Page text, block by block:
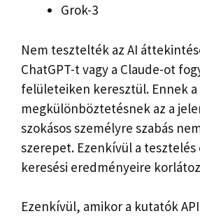
Grok-3
Nem tesztelték az AI
ChatGPT-t vagy a Claude-ot
felületeiken keresztül. Ennek a
megkülönböztetésnek az a
szokásos személyre szabás
szerepet. Ezenkívül a tesztelés
keresési eredményeire
Ezenkívül, amikor a kutatók